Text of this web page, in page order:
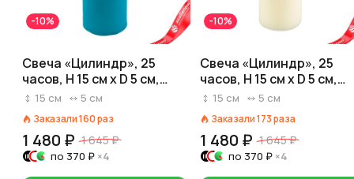
-10%
Свеча «Цилиндр», 25
часов, H 15 см x D 5 см,
бирюзовый
15 см 5 см
Заказали160раз
1 480 ₽ 1 645 ₽
по 370 ₽ ×4
-10%
Свеча «Цилиндр», 25
часов, H 15 см x D 5 см,
белый
15 см 5 см
Заказали173раза
1 480 ₽ 1 645 ₽
по 370 ₽ ×4